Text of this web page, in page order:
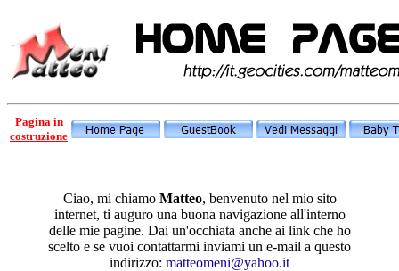
Pagina in
costruzione
Ciao, mi chiamo Matteo, benvenuto nel mio sito
internet, ti auguro una buona navigazione all'interno
delle mie pagine. Dai un'occhiata anche ai link che ho
scelto e se vuoi contattarmi inviami un e-mail a questo
indirizzo: matteomeni@yahoo.it